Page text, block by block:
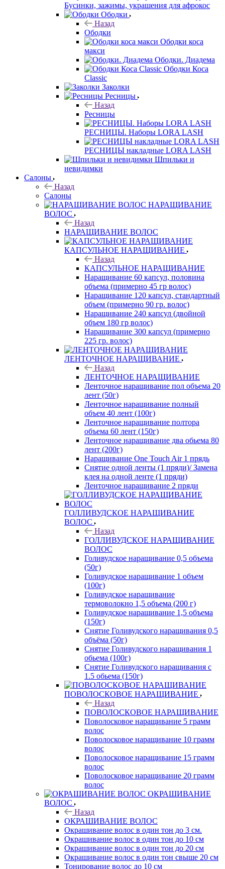
Бусинки, зажимы, украшения для афрокос
Ободки
Назад
Ободки
Ободки коса
макси
Ободки. Диадема
Ободки Коса
Classic
Заколки
Ресницы
Назад
Ресницы
РЕСНИЦЫ. Наборы LORA LASH
РЕСНИЦЫ накладные LORA LASH
Шпильки и
невидимки
Салоны
Назад
Салоны
НАРАЩИВАНИЕ
ВОЛОС
Назад
НАРАЩИВАНИЕ ВОЛОС
КАПСУЛЬНОЕ НАРАЩИВАНИЕ
Назад
КАПСУЛЬНОЕ НАРАЩИВАНИЕ
Наращивание 60 капсул, половина
объема (примерно 45 гр волос)
Наращивание 120 капсул, стандартный
объем (примерно 90 гр. волос)
Наращивание 240 капсул (двойной
объем 180 гр волос)
Наращивание 300 капсул (примерно
225 гр. волос)
ЛЕНТОЧНОЕ НАРАЩИВАНИЕ
Назад
ЛЕНТОЧНОЕ НАРАЩИВАНИЕ
Ленточное наращивание пол объема 20
лент (50г)
Ленточное наращивание полный
объем 40 лент (100г)
Ленточное наращивание полтора
объема 60 лент (150г)
Ленточное наращивание два обьема 80
лент (200г)
Наращивание One Touch Air 1 прядь
Снятие одной ленты (1 пряди)/ Замена
клея на одной ленте (1 пряди)
Ленточное наращивание 2 пряди
ГОЛЛИВУДСКОЕ НАРАЩИВАНИЕ
ВОЛОС
Назад
ГОЛЛИВУДСКОЕ НАРАЩИВАНИЕ
ВОЛОС
Голивудское наращивание 0,5 объема
(50г)
Голивудское наращивание 1 объем
(100г)
Голивудское наращивание
термоволокно 1,5 объема (200 г)
Голивудское наращивание 1,5 объема
(150г)
Снятие Голивудского наращивания 0,5
объёма (50г)
Снятие Голивудского наращивания 1
обьема (100г)
Снятие Голивудского наращивания с
1.5 обьема (150г)
ПОВОЛОСКОВОЕ НАРАЩИВАНИЕ
Назад
ПОВОЛОСКОВОЕ НАРАЩИВАНИЕ
Поволосковое наращивание 5 грамм
волос
Поволосковое наращивание 10 грамм
волос
Поволосковое наращивание 15 грамм
волос
Поволосковое наращивание 20 грамм
волос
ОКРАШИВАНИЕ
ВОЛОС
Назад
ОКРАШИВАНИЕ ВОЛОС
Окрашивание волос в один тон до 3 см.
Окрашивание волос в один тон до 10 см
Окрашивание волос в один тон до 20 см
Окрашивание волос в один тон свыше 20 см
Тонирование волос до 10 см